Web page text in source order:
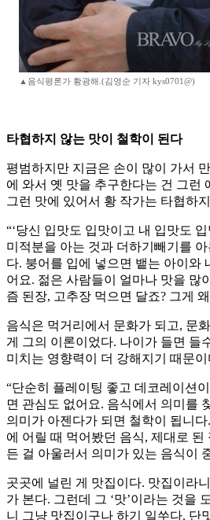
▲음식평론가 황광해.(김영순 기자 kys0701@)
타협하지 않는 맛이 철학이 된다
평범하지만 지금은 손이 많이 가서
에 와서 옛 맛을 추구한다는 건 그런
그런 맛에 있어서 황 작가는 타협하
“‘당신 입맛도 입맛이고 내 입맛도
미적분을 아는 것과 더하기빼기를
다. 붕어를 입에 넣으면 뱉는 아이와
어요. 젊은 사람들이 얼마나 맛을 많
즘 된장, 고추장 먹으면 달죠? 그게
음식은 먹거리에서 문화가 되고, 문
게 그의 이론이었다. 나이가 들면 들
미치는 영향력이 더 강해지기 때문이
“단순히 플레이팅 좋고 데코레이션
면 관심도 없어요. 음식에서 의미를
의미가 아젠다가 되면 철학이 됩니
에 어릴 때 먹어봤던 음식, 제대로 된
든 걸 아울러서 의미가 있는 음식이
곳곳에 널린 게 맛집이다. 맛집이라
가 본다. 그런데 그 ‘맛’이라는 것을
니 그냥 맛집이구나 하기 일쑤다. 단